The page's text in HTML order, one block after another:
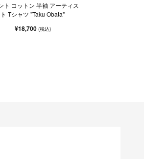
ト コットン 半袖 アーティス
ト Tシャツ "Taku Obata"
¥18,700 (税込)